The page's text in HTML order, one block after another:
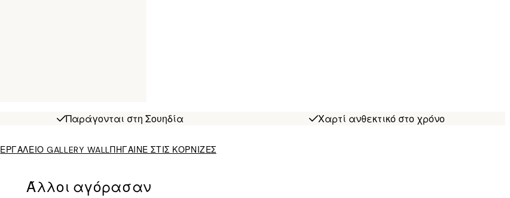
Παράγονται στη Σουηδία Χαρτί ανθεκτικό στο χρόνο
ΕΡΓΑΛΕΙΟ GALLERY WALLΠΗΓΑΙΝΕ ΣΤΙΣ ΚΟΡΝΙΖΕΣ
Άλλοι αγόρασαν